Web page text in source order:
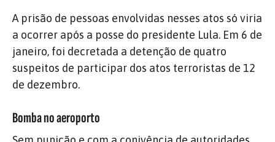
A prisão de pessoas envolvidas nesses atos só viria
a ocorrer após a posse do presidente Lula. Em 6 de
janeiro, foi decretada a detenção de quatro
suspeitos de participar dos atos terroristas de 12
de dezembro.
Bomba no aeroporto